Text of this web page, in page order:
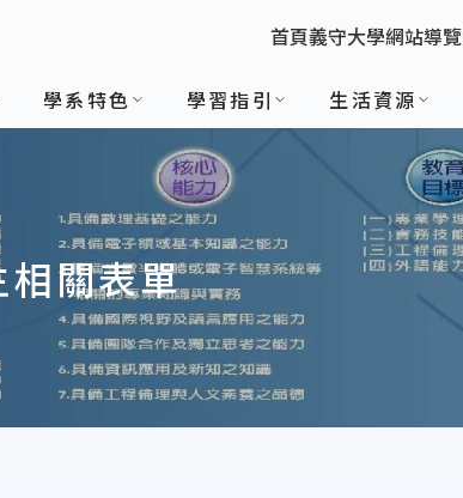
:::
首頁義守大學網站導覽
學系特色 學習指引 生活資源
相關表單